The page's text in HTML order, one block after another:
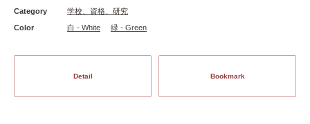
Category
学校、資格、研究
Color
白 - White 緑 - Green
Detail Bookmark